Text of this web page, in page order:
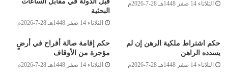
الصادق بن عبد الرحمن الغرياني
الثلاثاء 14 صفر 1448هـ 28-7-2026م
البحثية
الثلاثاء 14 صفر 1448هـ 28-7-2026م
حكم اشتراط ملكية الرهن إن لم
يسدده الراهن
الثلاثاء 14 صفر 1448هـ 28-7-2026م
حكم إقامة صالة أفراح في أرضٍ
مؤجرة من الأوقاف
الثلاثاء 14 صفر 1448هـ 28-7-2026م